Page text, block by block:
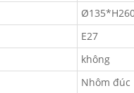
E27
không
Nhôm đúc